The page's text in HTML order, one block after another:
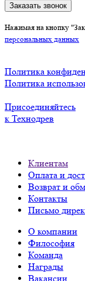
Заказать звонок
Нажимая на кнопку
персональных данных
Политика
Политика
Присоединяйтесь
к Технодрев
Клиентам
Оплата и
Возврат и
Контакты
Письмо
О компании
Философия
Команда
Награды
Вакансии